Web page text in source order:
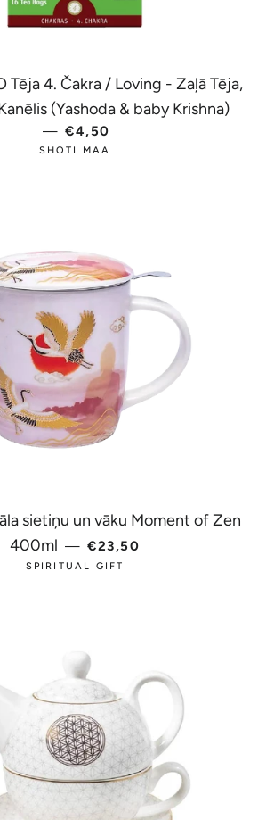
Tēja 4. Čakra / Loving - Zaļā Tēja,
(Yashoda & baby Krishna)
— PARASTĀ CENA
€4,50
SHOTI MAA
sietiņu un vāku Moment of Zen
400ml — PARASTĀ CENA
€23,50
SPIRITUAL GIFT